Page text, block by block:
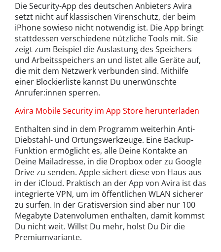
Die Security-App des deutschen Anbieters Avira
setzt nicht auf klassischen Virenschutz, der beim
iPhone sowieso nicht notwendig ist. Die App bringt
stattdessen verschiedene nützliche Tools mit. Sie
zeigt zum Beispiel die Auslastung des Speichers
und Arbeitsspeichers an und listet alle Geräte auf,
die mit dem Netzwerk verbunden sind. Mithilfe
einer Blockierliste kannst Du unerwünschte
Anrufer:innen sperren.
Avira Mobile Security im App Store herunterladen
Enthalten sind in dem Programm weiterhin Anti-
Diebstahl- und Ortungswerkzeuge. Eine Backup-
Funktion ermöglicht es, alle Deine Kontakte an
Deine Mailadresse, in die Dropbox oder zu Google
Drive zu senden. Apple sichert diese von Haus aus
in der iCloud. Praktisch an der App von Avira ist das
integrierte VPN, um im öffentlichen WLAN sicherer
zu surfen. In der Gratisversion sind aber nur 100
Megabyte Datenvolumen enthalten, damit kommst
Du nicht weit. Willst Du mehr, holst Du Dir die
Premiumvariante.